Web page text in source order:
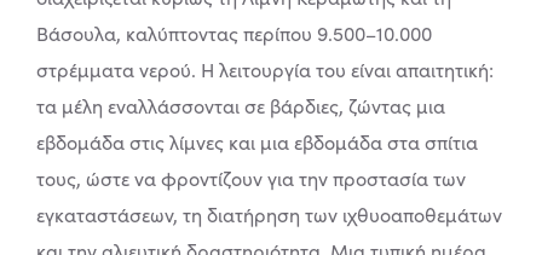
Βάσουλα, καλύπτοντας περίπου 9.500–10.000
στρέμματα νερού. Η λειτουργία του είναι απαιτητική:
τα μέλη εναλλάσσονται σε βάρδιες, ζώντας μια
εβδομάδα στις λίμνες και μια εβδομάδα στα σπίτια
τους, ώστε να φροντίζουν για την προστασία των
εγκαταστάσεων, τη διατήρηση των ιχθυοαποθεμάτων